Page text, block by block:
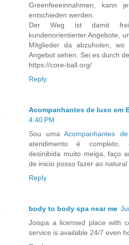
Greenfeeeinnahmen, kann
entschieden werden.
Der Weg ist damit
kundenorientierter Angebote,
Mitglieder da abzuholen,
Angebot sehen. Sei es durch
https://core-ball.org/
Reply
Acompanhantes de luxo em
4:40 PM
Sou umaAcompanhantes
atendimento é completo,
desinibida muito meiga, faço
de inicio posso fazer ao
Reply
body to body spa near me
Joispa a licensed place with
service is available 24/7 even